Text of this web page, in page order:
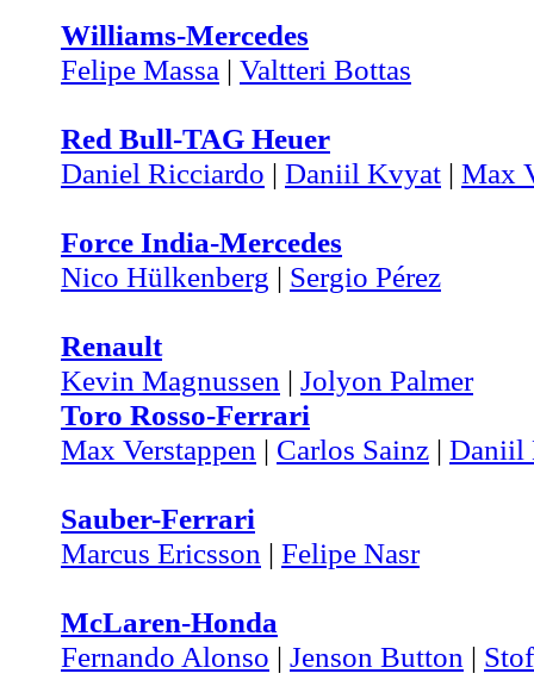
Williams-Mercedes
Felipe Massa | Valtteri Bottas
Red Bull-TAG Heuer
Daniel Ricciardo | Daniil Kvyat | Max
Force India-Mercedes
Nico Hülkenberg | Sergio Pérez
Renault
Kevin Magnussen | Jolyon Palmer
Toro Rosso-Ferrari
Max Verstappen | Carlos Sainz | Daniil
Sauber-Ferrari
Marcus Ericsson | Felipe Nasr
McLaren-Honda
Fernando Alonso | Jenson Button |